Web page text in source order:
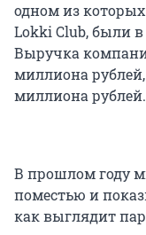
одном из
Lokki Club, были в
Выручка
миллиона
миллиона рублей.
В прошлом году
поместью и
как выглядит